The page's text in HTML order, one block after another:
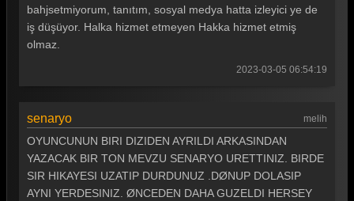
Gönül Dağı 44. Bölüm
Gönül Dağı 43. Bölüm
Gönül Dağı 40. Bölüm
Gönül Dağı 39. Bölüm
Gönül Dağı 38. Bölüm
bahjsetmiyorum, tanıtım, sosyal medya hatta izleyici ye de
iş düşüyor. Halka hizmet etmeyen Hakka hizmet etmiş
olmaz.
2023-03-05 06:54:19
senaryo melih
OYUNCUNUN BIRI DIZIDEN AYRILDI ARKASINDAN
YAZACAK BIR TON MEVZU SENARYO URETTINIZ. BIRDE
SIR HIKAYESI UZATIP DURDUNUZ .DØNUP DOLASIP
AYNI YERDESINIZ. ØNCEDEN DAHA GUZELDI HERSEY